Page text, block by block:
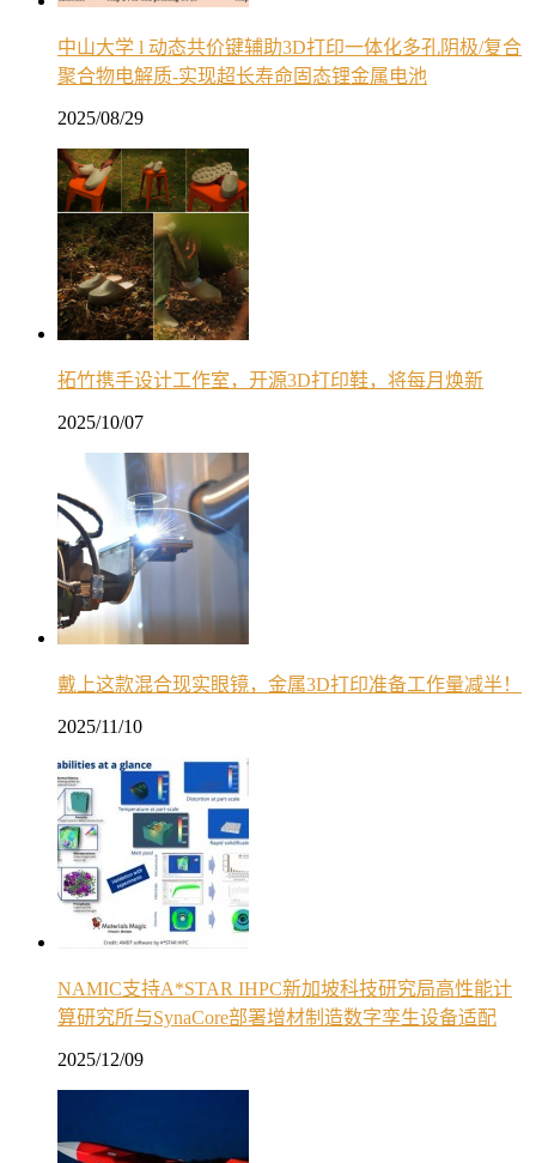
中山大学 l 动态共价键辅助3D打印一体化多孔阴极/复合
聚合物电解质-实现超长寿命固态锂金属电池
2025/08/29
拓竹携手设计工作室，开源3D打印鞋，将每月焕新
2025/10/07
戴上这款混合现实眼镜，金属3D打印准备工作量减半！
2025/11/10
NAMIC支持A*STAR IHPC新加坡科技研究局高性能计
算研究所与SynaCore部署增材制造数字孪生设备适配
2025/12/09